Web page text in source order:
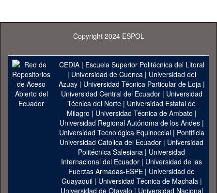
Copyright 2024 ESPOL
CEDIA| Escuela Superior Politécnica del Litoral
| Universidad de Cuenca| Universidad del
Azuay| Universidad Técnica Particular de Loja|
Universidad Central del Ecuador| Universidad
Técnica del Norte | Universidad Estatal de
Milagro | Universidad Técnica de Ambato |
Universidad Regional Autónoma de los Andes|
Universidad Tecnológica Equinoccial| Pontificia
Universidad Catolica del Ecuador | Universidad
Politécnica Salesiana | Universidad
Internacional del Ecuador | Universidad de las
Fuerzas Armadas-ESPE | Universidad de
Guayaquil| Universidad Técnica de Machala|
Universidad de Otavalo | Universidad Nacional